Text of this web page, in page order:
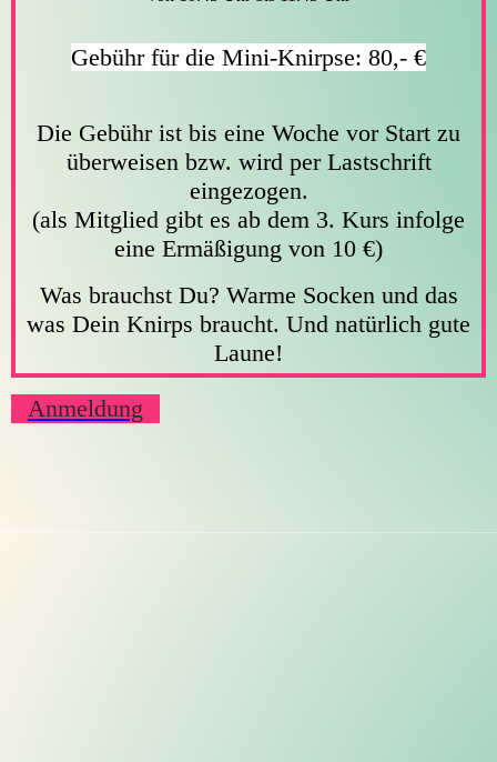
Gebühr für die Mini-Knirpse: 80,- €
Die Gebühr ist bis eine Woche vor Start zu
überweisen bzw. wird per Lastschrift
eingezogen.
(als Mitglied gibt es ab dem 3. Kurs infolge
eine Ermäßigung von 10 €)
Was brauchst Du? Warme Socken und das
was Dein Knirps braucht. Und natürlich gute
Laune!
Anmeldung